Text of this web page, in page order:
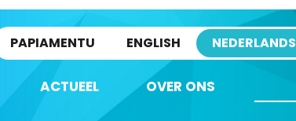
PAPIAMENTU ENGLISH NEDERLANDS
ACTUEEL OVER ONS